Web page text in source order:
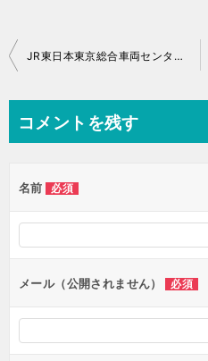
投
ビ
ー
シ
ョ
ン
JR東日本東京総合車両センターの「夏休みフェア2018」
コメントを残す
名前 必須
メール（公開されません） 必須